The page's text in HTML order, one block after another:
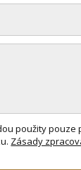
použity pouze
Zásady